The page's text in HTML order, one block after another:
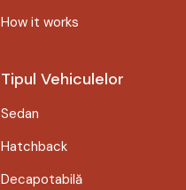
How it works
Tipul Vehiculelor
Sedan
Hatchback
Decapotabilă